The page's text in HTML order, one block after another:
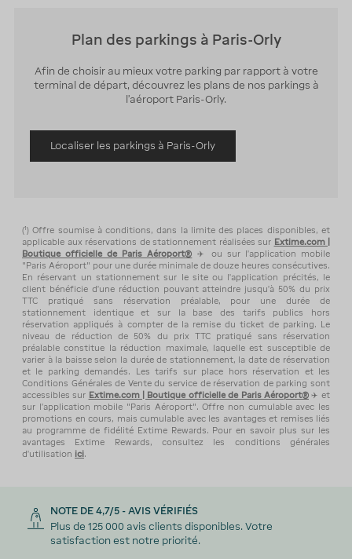
Plan des parkings à Paris-Orly
Afin de choisir au mieux votre parking par rapport à votre
terminal de départ, découvrez les plans de nos parkings à
l'aéroport Paris-Orly.
Localiser les parkings à Paris-Orly
(¹) Offre soumise à conditions, dans la limite des places disponibles, et
applicable aux réservations de stationnement réalisées sur Extime.com |
Boutique officielle de Paris Aéroport® ✈️ ou sur l’application mobile
"Paris Aéroport" pour une durée minimale de douze heures consécutives.
En réservant un stationnement sur le site ou l'application précités, le
client bénéficie d'une réduction pouvant atteindre jusqu'à 50% du prix
TTC pratiqué sans réservation préalable, pour une durée de
stationnement identique et sur la base des tarifs publics hors
réservation appliqués à compter de la remise du ticket de parking. Le
niveau de réduction de 50% du prix TTC pratiqué sans réservation
préalable constitue la réduction maximale, laquelle est susceptible de
varier à la baisse selon la durée de stationnement, la date de réservation
et le parking demandés. Les tarifs sur place hors réservation et les
Conditions Générales de Vente du service de réservation de parking sont
accessibles sur Extime.com | Boutique officielle de Paris Aéroport®✈️ et
sur l’application mobile "Paris Aéroport". Offre non cumulable avec les
promotions en cours, mais cumulable avec les avantages et remises liés
au programme de fidélité Extime Rewards. Pour en savoir plus sur les
avantages Extime Rewards, consultez les conditions générales
d'utilisation ici.
NOTE DE 4,7/5 - AVIS VÉRIFIÉS
Plus de 125 000 avis clients disponibles. Votre
satisfaction est notre priorité.